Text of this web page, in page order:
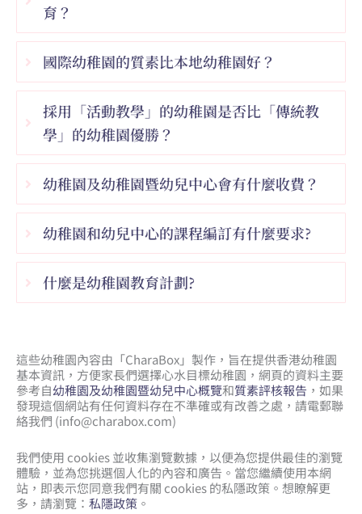
育？
國際幼稚園的質素比本地幼稚園好？
採用「活動教學」的幼稚園是否比「傳統教
學」的幼稚園優勝？
幼稚園及幼稚園暨幼兒中心會有什麼收費？
幼稚園和幼兒中心的課程編訂有什麼要求?
什麼是幼稚園教育計劃?
這些幼稚園內容由「CharaBox」製作，旨在提供香港幼稚園
基本資訊，方便家長們選擇心水目標幼稚園，網頁的資料主要
參考自幼稚園及幼稚園暨幼兒中心概覽和質素評核報告 ，如果
發現這個網站有任何資料存在不準確或有改善之處，請電郵聯
絡我們 (info@charabox.com)
我們使用 cookies 並收集瀏覽數據，以便為您提供最佳的瀏覽
體驗，並為您挑選個人化的內容和廣告。當您繼續使用本網
站，即表示您同意我們有關 cookies 的私隱政策。想瞭解更
多，請瀏覽： 私隱政策 。